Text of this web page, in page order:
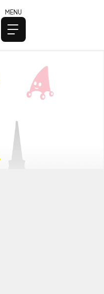
MENU